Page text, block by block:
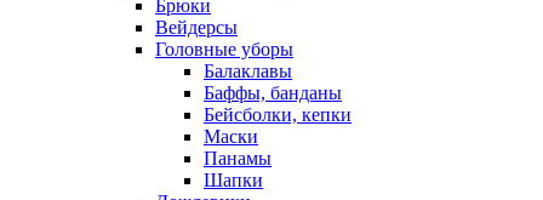
Брюки
Вейдерсы
Головные уборы
Балаклавы
Баффы, банданы
Бейсболки, кепки
Маски
Панамы
Шапки